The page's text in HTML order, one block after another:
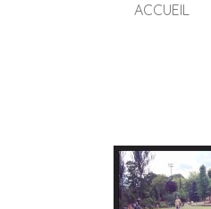
ACCUEIL